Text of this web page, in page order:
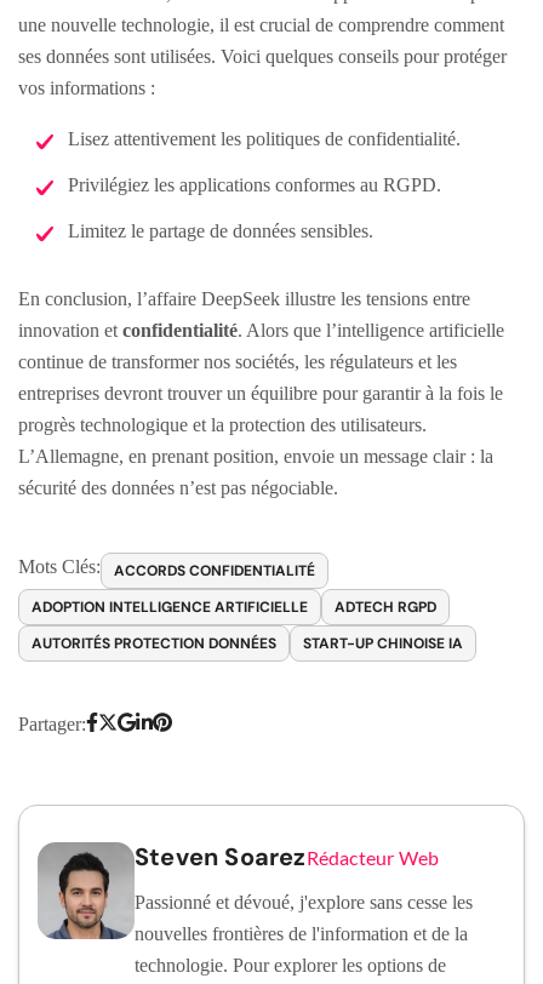
une nouvelle technologie, il est crucial de comprendre comment
ses données sont utilisées. Voici quelques conseils pour protéger
vos informations :
Lisez attentivement les politiques de confidentialité.
Privilégiez les applications conformes au RGPD.
Limitez le partage de données sensibles.
En conclusion, l’affaire DeepSeek illustre les tensions entre
innovation et confidentialité. Alors que l’intelligence artificielle
continue de transformer nos sociétés, les régulateurs et les
entreprises devront trouver un équilibre pour garantir à la fois le
progrès technologique et la protection des utilisateurs.
L’Allemagne, en prenant position, envoie un message clair : la
sécurité des données n’est pas négociable.
Mots Clés:
ACCORDS CONFIDENTIALITÉ
ADOPTION INTELLIGENCE ARTIFICIELLE
ADTECH RGPD
AUTORITÉS PROTECTION DONNÉES
START-UP CHINOISE IA
Partager:
Steven SoarezRédacteur Web
Passionné et dévoué, j'explore sans cesse les
nouvelles frontières de l'information et de la
technologie. Pour explorer les options de